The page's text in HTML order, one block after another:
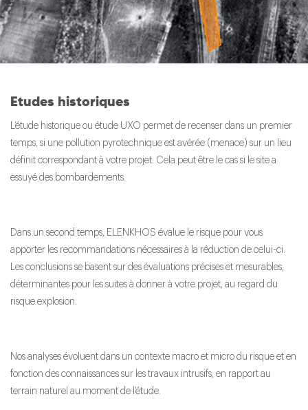
Etudes historiques
L’étude historique ou étude UXO permet de recenser dans un premier
temps, si une pollution pyrotechnique est avérée (menace) sur un lieu
définit correspondant à votre projet. Cela peut être le cas si le site a
essuyé des bombardements.
Dans un second temps, ELENKHOS évalue le risque pour vous
apporter les recommandations nécessaires à la réduction de celui-ci.
Les conclusions se basent sur des évaluations précises et mesurables,
déterminantes pour les suites à donner à votre projet, au regard du
risque explosion.
Nos analyses évoluent dans un contexte macro et micro du risque et en
fonction des connaissances sur les travaux intrusifs, en rapport au
terrain naturel au moment de l’étude.